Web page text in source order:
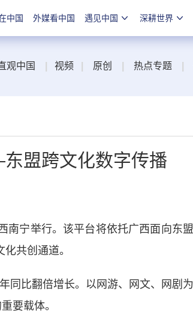
中国 外媒看中国 遇见中国 深耕世界
观中国 视频 原创 热点专题
盟跨文化数字传播
宁举行。该平台将依托广西面向东盟
共创通道。
比翻倍增长。以网游、网文、网剧为
要载体。